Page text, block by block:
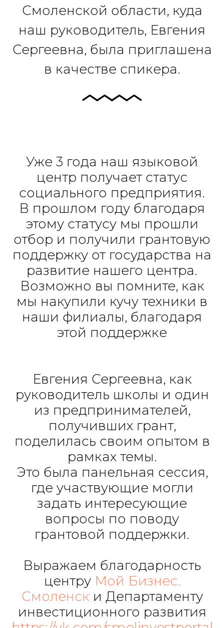
Смоленской области, куда
наш руководитель, Евгения
Сергеевна, была приглашена
в качестве спикера.
Уже 3 года наш языковой
центр получает статус
социального предприятия.
В прошлом году благодаря
этому статусу мы прошли
отбор и получили грантовую
поддержку от государства на
развитие нашего центра.
Возможно вы помните, как
мы накупили кучу техники в
наши филиалы, благодаря
этой поддержке
Евгения Сергеевна, как
руководитель школы и один
из предпринимателей,
получивших грант,
поделилась своим опытом в
рамках темы.
Это была панельная сессия,
где участвующие могли
задать интересующие
вопросы по поводу
грантовой поддержки.
Выражаем благодарность
центру Мой Бизнес.
Смоленск и Департаменту
инвестиционного развития